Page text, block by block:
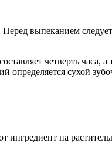
выпеканием
четверть часа, а
определяется сухой
ингредиент на